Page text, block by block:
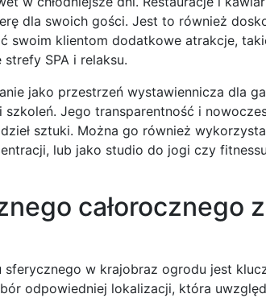
dla swoich gości. Jest to również
klientom dodatkowe atrakcje,
SPA i relaksu.
jako przestrzeń wystawiennicza dla
Jego transparentność i
sztuki. Można go również
lub jako studio do jogi czy
całorocznego
sferycznego w krajobraz ogrodu jest
odpowiedniej lokalizacji, która